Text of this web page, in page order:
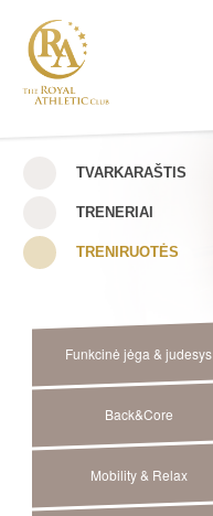
TVARKARAŠTIS
TRENERIAI
TRENIRUOTĖS
Funkcinė jėga & judesys
Back&Core
Mobility & Relax